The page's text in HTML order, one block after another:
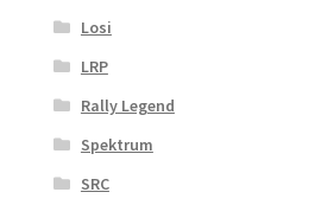
Losi
LRP
Rally Legend
Spektrum
SRC